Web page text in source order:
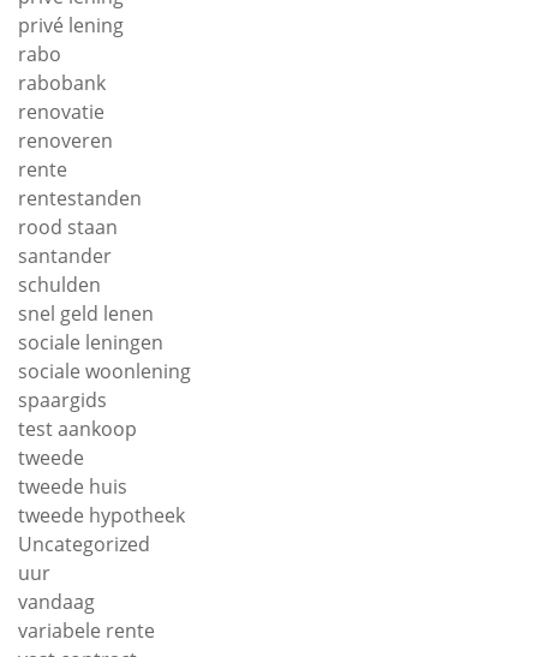
privé lening
rabo
rabobank
renovatie
renoveren
rente
rentestanden
rood staan
santander
schulden
snel geld lenen
sociale leningen
sociale woonlening
spaargids
test aankoop
tweede
tweede huis
tweede hypotheek
Uncategorized
uur
vandaag
variabele rente